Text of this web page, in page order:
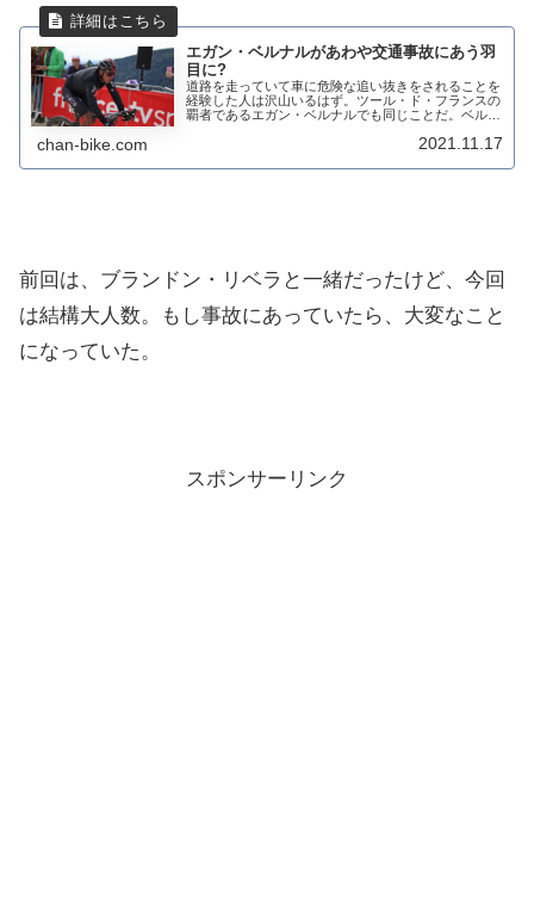
エガン・ベルナルがあわや交通事故にあう羽
目に?
道路を走っていて車に危険な追い抜きをされることを
経験した人は沢山いるはず。ツール・ド・フランスの
覇者であるエガン・ベルナルでも同じことだ。ベルナ
しでもドライバーの運転が間違っていたら、交通事
chan-bike.com 2021.11.17
前回は、ブランドン・リベラと一緒だったけど、今回
は結構大人数。もし事故にあっていたら、大変なこと
になっていた。
スポンサーリンク